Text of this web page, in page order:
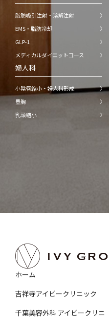
脂肪吸引注射・溶解注射
EMS・脂肪冷却
GLP-1
メディカルダイエットコース
婦人科
小陰唇縮小・婦人科形成
豊胸
乳頭縮小
ホーム
吉祥寺アイビークリニック
千葉美容外科 アイビークリニ